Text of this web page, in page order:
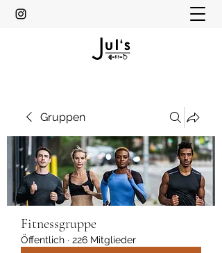
Gruppen
Fitnessgruppe
Öffentlich · 226 Mitglieder